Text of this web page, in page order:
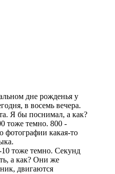
дне рожденья у
в восемь вечера.
Я бы поснимал, а как?
тоже темно. 800 -
фотографии какая-то
тоже темно. Секунд
а как? Они же
двигаются